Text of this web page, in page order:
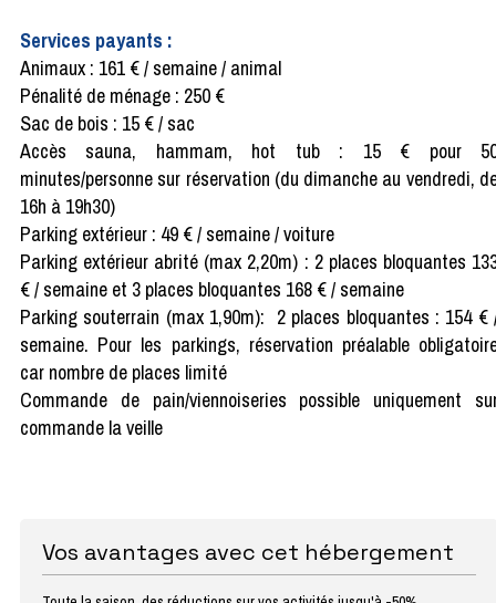
Services payants :
Animaux : 161 € / semaine / animal
Pénalité de ménage : 250 €
Sac de bois : 15 € / sac
Accès sauna, hammam, hot tub : 15 € pour
minutes/personne sur réservation (du dimanche au vendredi,
16h à 19h30)
Parking extérieur : 49 € / semaine / voiture
Parking extérieur abrité (max 2,20m) : 2 places bloquantes
€ / semaine et 3 places bloquantes 168 € / semaine
Parking souterrain (max 1,90m): 2 places bloquantes : 154 €
semaine. Pour les parkings, réservation préalable
car nombre de places limité
Commande de pain/viennoiseries possible uniquement
commande la veille
Vos avantages avec cet hébergement